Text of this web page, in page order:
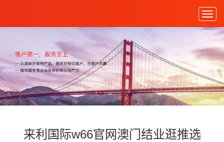
来利国际w66官网澳门结业逛推选